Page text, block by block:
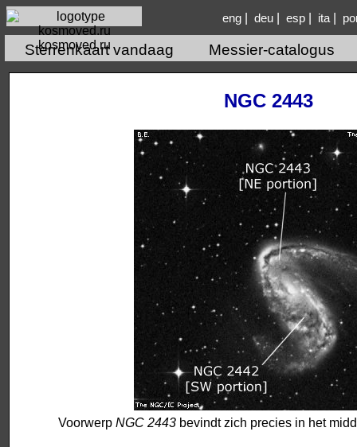
kosmoved.ru
eng| deu| esp| ita|
Sterrenkaart vandaag Messier-catalogus
NGC 2443
Voorwerp NGC 2443 bevindt zich precies in het